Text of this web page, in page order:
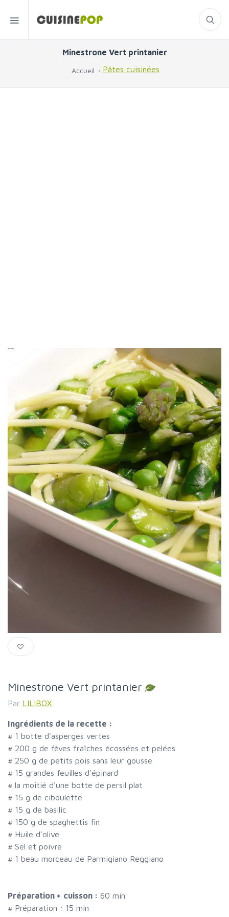
Minestrone Vert printanier
Accueil Pâtes cuisinées
Minestrone Vert printanier
Par LILIBOX
Ingrédients de la recette :
# 1 botte d'asperges vertes
# 200 g de fèves fraîches écossées et pelées
# 250 g de petits pois sans leur gousse
# 15 grandes feuilles d'épinard
# la moitié d'une botte de persil plat
# 15 g de ciboulette
# 15 g de basilic
# 150 g de spaghettis fin
# Huile d'olive
# Sel et poivre
# 1 beau morceau de Parmigiano Reggiano
Préparation + cuisson : 60 min
# Préparation : 15 min